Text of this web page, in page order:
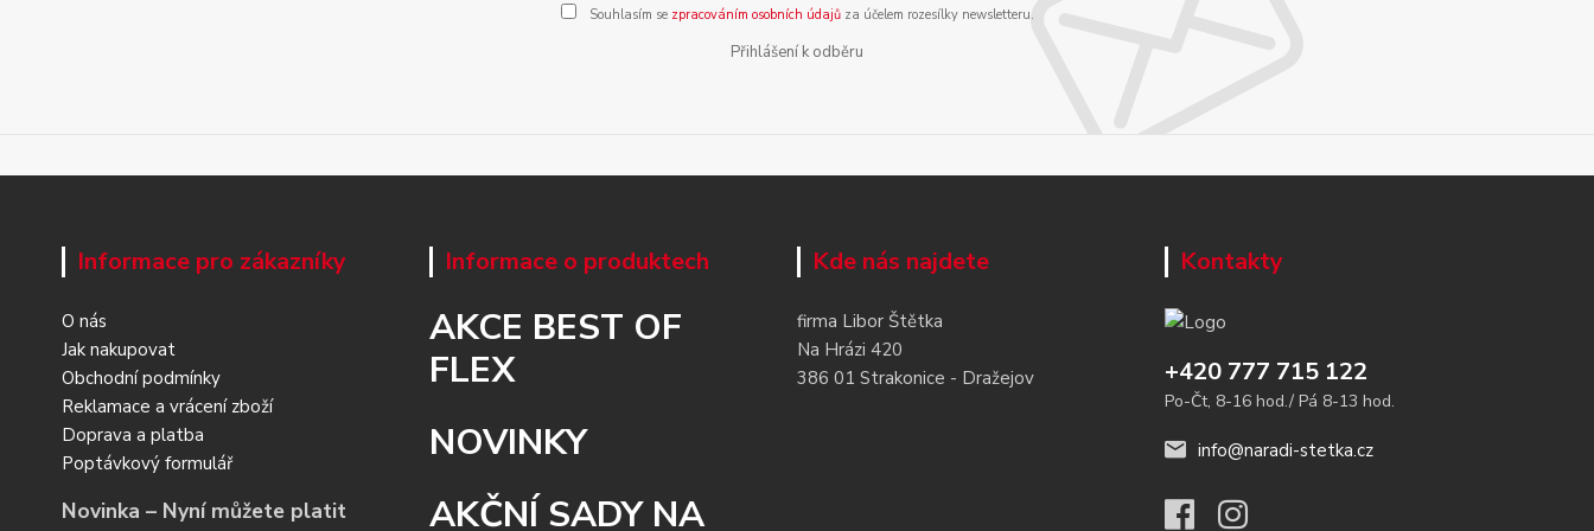
Souhlasím se zpracováním osobních údajůza účelem rozesílky newsletteru.
Přihlášení k odběru
Informace pro zákazníky
O nás
Jak nakupovat
Obchodní podmínky
Reklamace a vrácení zboží
Doprava a platba
Poptávkový formulář
Novinka – Nyní můžete platit
Informace o produktech
AKCE BEST OF
FLEX
NOVINKY
AKČNÍ SADY NA
Kde nás najdete
firma Libor Štětka
Na Hrázi 420
386 01 Strakonice - Dražejov
Kontakty
+420 777 715 122
Po-Čt, 8-16 hod./ Pá 8-13 hod.
info@naradi-stetka.cz